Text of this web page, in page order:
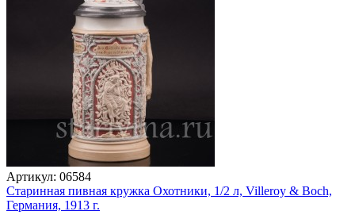
Артикул: 06584
Старинная пивная кружка Охотники, 1/2 л, Villeroy & Boch,
Германия, 1913 г.